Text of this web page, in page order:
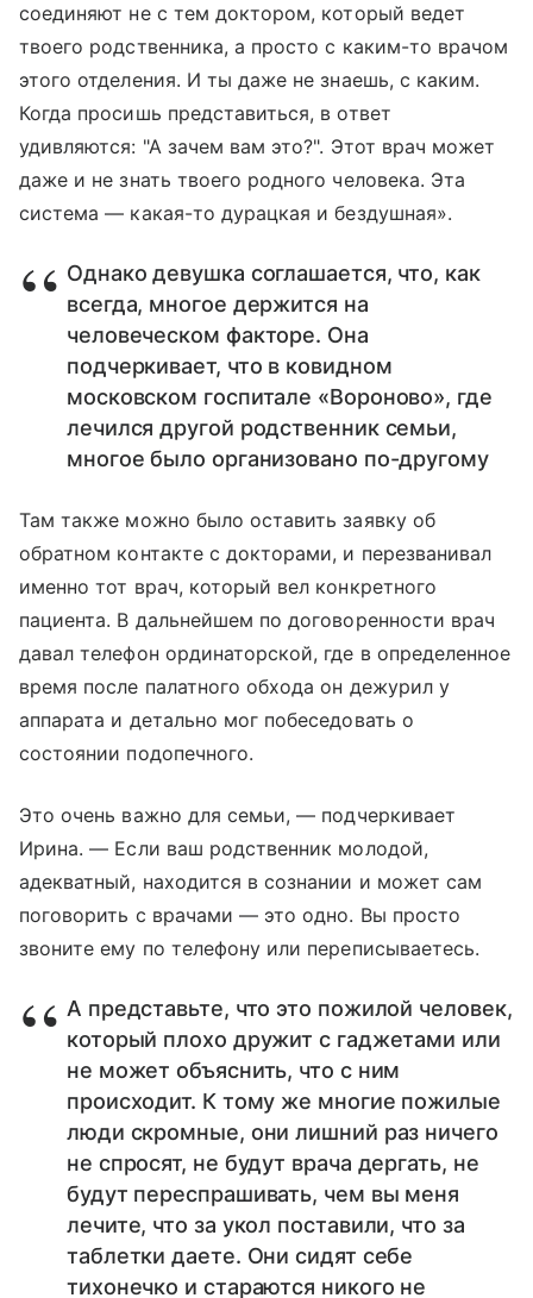
соединяют не с тем доктором, который ведет
твоего родственника, а просто с каким-то врачом
этого отделения. И ты даже не знаешь, с каким.
Когда просишь представиться, в ответ
удивляются: "А зачем вам это?". Этот врач может
даже и не знать твоего родного человека. Эта
система — какая-то дурацкая и бездушная».
Однако девушка соглашается, что, как
всегда, многое держится на
человеческом факторе. Она
подчеркивает, что в ковидном
московском госпитале «Вороново», где
лечился другой родственник семьи,
многое было организовано по-другому
Там также можно было оставить заявку об
обратном контакте с докторами, и перезванивал
именно тот врач, который вел конкретного
пациента. В дальнейшем по договоренности врач
давал телефон ординаторской, где в определенное
время после палатного обхода он дежурил у
аппарата и детально мог побеседовать о
состоянии подопечного.
Это очень важно для семьи, — подчеркивает
Ирина. — Если ваш родственник молодой,
адекватный, находится в сознании и может сам
поговорить с врачами — это одно. Вы просто
звоните ему по телефону или переписываетесь.
А представьте, что это пожилой человек,
который плохо дружит с гаджетами или
не может объяснить, что с ним
происходит. К тому же многие пожилые
люди скромные, они лишний раз ничего
не спросят, не будут врача дергать, не
будут переспрашивать, чем вы меня
лечите, что за укол поставили, что за
таблетки даете. Они сидят себе
тихонечко и стараются никого не